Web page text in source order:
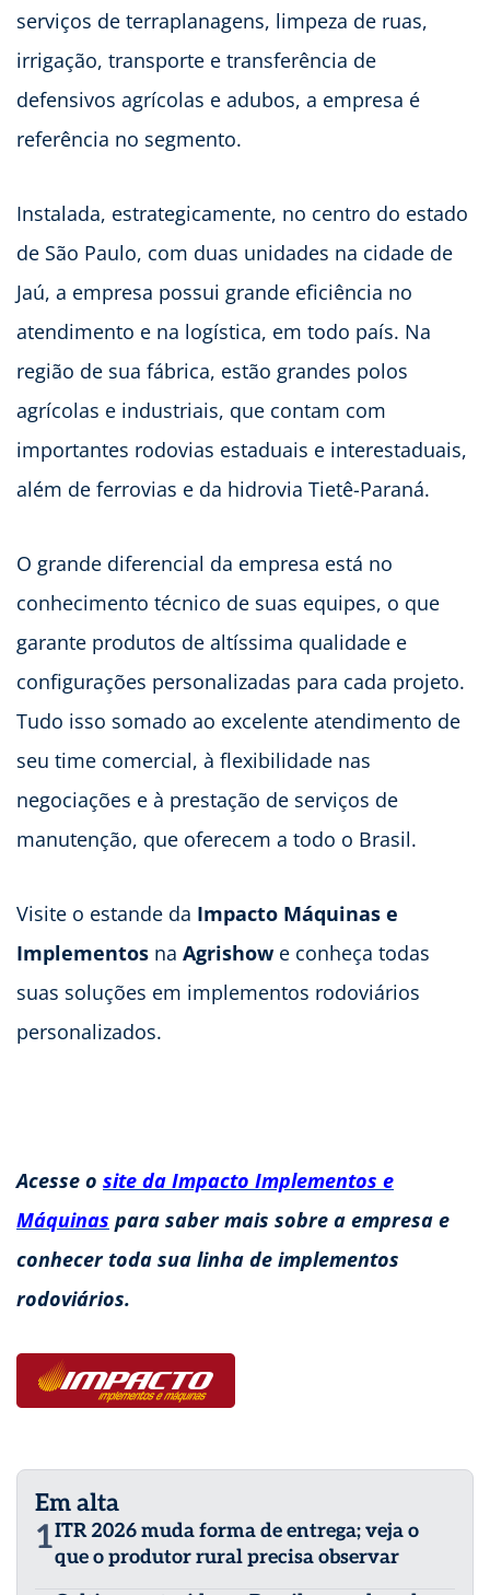
serviços de terraplanagens, limpeza de ruas,
irrigação, transporte e transferência de
defensivos agrícolas e adubos, a empresa é
referência no segmento.
Instalada, estrategicamente, no centro do estado
de São Paulo, com duas unidades na cidade de
Jaú, a empresa possui grande eficiência no
atendimento e na logística, em todo país. Na
região de sua fábrica, estão grandes polos
agrícolas e industriais, que contam com
importantes rodovias estaduais e interestaduais,
além de ferrovias e da hidrovia Tietê-Paraná.
O grande diferencial da empresa está no
conhecimento técnico de suas equipes, o que
garante produtos de altíssima qualidade e
configurações personalizadas para cada projeto.
Tudo isso somado ao excelente atendimento de
seu time comercial, à flexibilidade nas
negociações e à prestação de serviços de
manutenção, que oferecem a todo o Brasil.
Visite o estande da Impacto Máquinas e
Implementos na Agrishowe conheça todas
suas soluções em implementos rodoviários
personalizados.
Acesse o site da Impacto Implementos e
Máquinas para saber mais sobre a empresa e
conhecer toda sua linha de implementos
rodoviários.
Em alta
1ITR 2026 muda forma de entrega; veja o
que o produtor rural precisa observar